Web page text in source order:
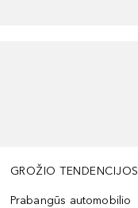
GROŽIO TENDENCIJOS
Prabangūs automobilio